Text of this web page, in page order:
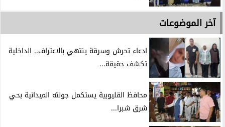
آخر الموضوعات
ادعاء تحرش وسرقة ينتهي بالاعتراف.. الداخلية
تكشف حقيقة...
محافظ القليوبية يستكمل جولته الميدانية بحي
شرق شبرا...